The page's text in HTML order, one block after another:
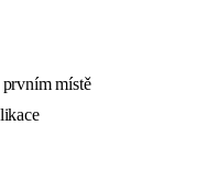
prvním místě